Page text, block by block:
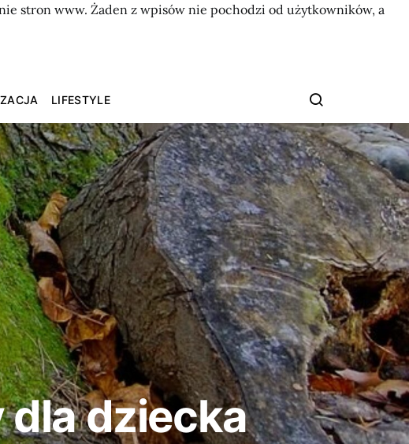
stron www. Żaden z wpisów nie pochodzi od użytkowników, a
LIFESTYLE
dla dziecka